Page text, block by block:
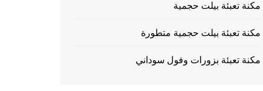
مكنة تعبئة بيلت حجمية
مكنة تعبئة بيلت حجمية متطورة
مكنة تعبئة بزورات وفول سوداني